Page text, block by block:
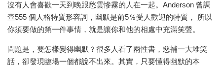
沒有人會喜歡一天到晚跟愁雲慘霧的人在一起。Anderson 曾調
查555 個人格特質形容詞，幽默是前5％受人歡迎的特質， 所以
你須要做的第一件事情，就是讓你和他的相處中充滿笑聲。
問題是，要怎樣變得幽默？很多人看了兩性書，惡補一大堆笑
話，卻發現臨場一個都說不出來。其實，只要懂得幽默的本